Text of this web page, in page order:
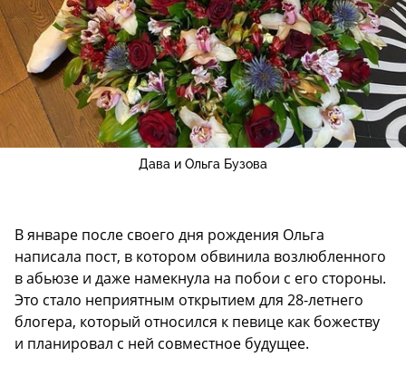
Дава и Ольга Бузова
В январе после своего дня рождения Ольга
написала пост, в котором обвинила возлюбленного
в абьюзе и даже намекнула на побои с его стороны.
Это стало неприятным открытием для 28-летнего
блогера, который относился к певице как божеству
и планировал с ней совместное будущее.